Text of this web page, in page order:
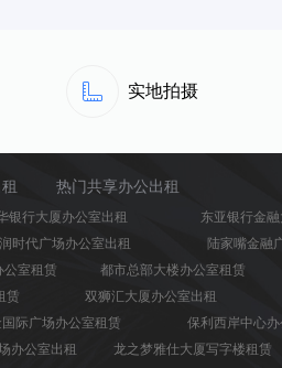
实地拍摄
热门共享办公出租
银行大厦办公室出租 东亚银行金
时代广场办公室出租 陆家嘴金融
公室租赁 都市总部大楼办公室租赁
赁 双狮汇大厦办公室出租
际广场办公室租赁 保利西岸中心办
办公室出租 龙之梦雅仕大厦写字楼租赁